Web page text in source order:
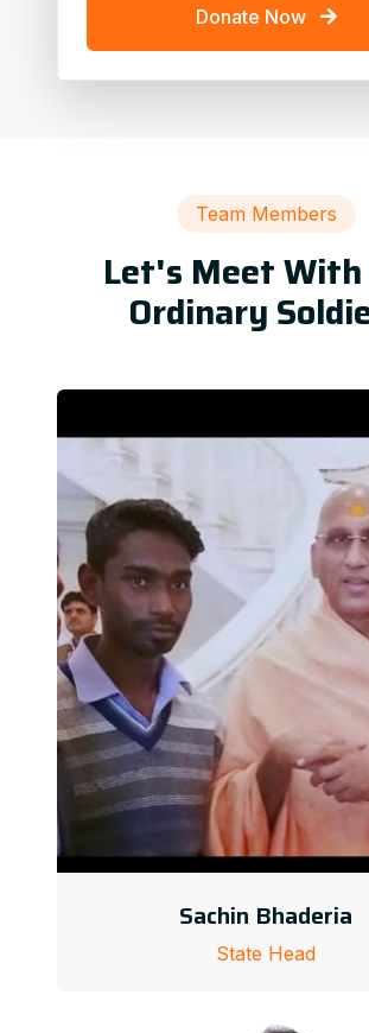
Donate Now
Team Members
Let's Meet With
Ordinary
Sachin Bhaderia
State Head